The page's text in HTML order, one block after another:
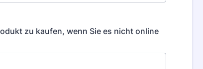
zu kaufen, wenn Sie es nicht online